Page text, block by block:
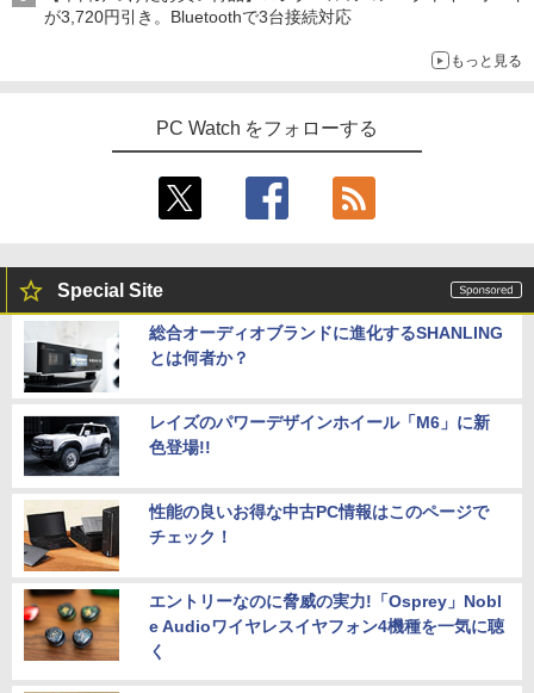
が3,720円引き。Bluetoothで3台接続対応
もっと見る
PC Watch をフォローする
Special Site
総合オーディオブランドに進化するSHANLING
とは何者か？
レイズのパワーデザインホイール「M6」に新
色登場!!
性能の良いお得な中古PC情報はこのページで
チェック！
エントリーなのに脅威の実力!「Osprey」Nobl
e Audioワイヤレスイヤフォン4機種を一気に聴
く